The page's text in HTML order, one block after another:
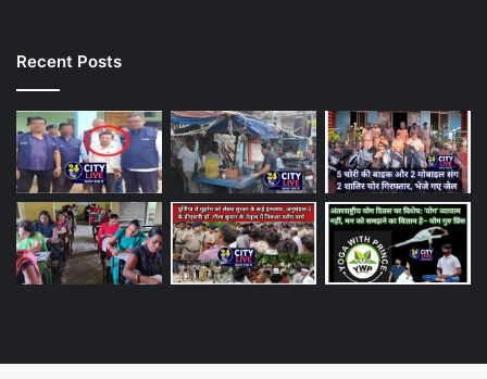
Recent Posts